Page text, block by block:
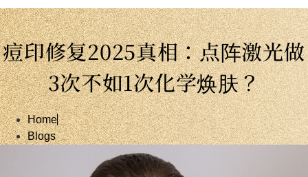
痘印修复2025真相：点阵激光做
3次不如1次化学焕肤？
Home
Blogs